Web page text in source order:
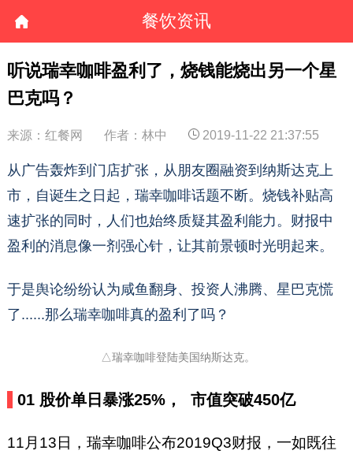
餐饮资讯
听说瑞幸咖啡盈利了，烧钱能烧出另一个星
巴克吗？
来源：红餐网 作者：林中 2019-11-22 21:37:55
从广告轰炸到门店扩张，从朋友圈融资到纳斯达克上
市，自诞生之日起，瑞幸咖啡话题不断。烧钱补贴高
速扩张的同时，人们也始终质疑其盈利能力。财报中
盈利的消息像一剂强心针，让其前景顿时光明起来。
于是舆论纷纷认为咸鱼翻身、投资人沸腾、星巴克慌
了......那么瑞幸咖啡真的盈利了吗？
△瑞幸咖啡登陆美国纳斯达克。
01 股价单日暴涨25%，市值突破450亿
11月13日，瑞幸咖啡公布2019Q3财报，一如既往